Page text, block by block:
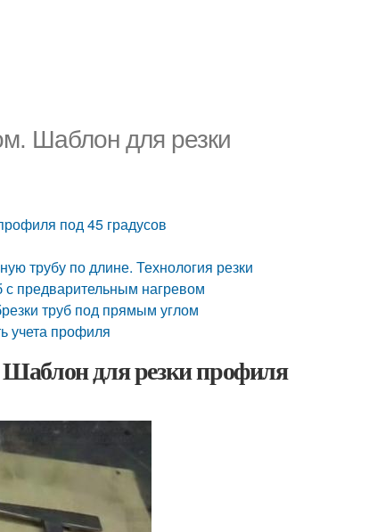
Шаблон для резки
под 45 градусов
трубу по длине. Технология резки
с предварительным нагревом
труб под прямым углом
учета профиля
Шаблон для резки профиля